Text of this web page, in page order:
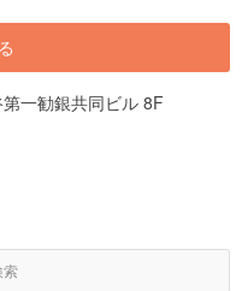
一勧銀共同ビル 8F
索